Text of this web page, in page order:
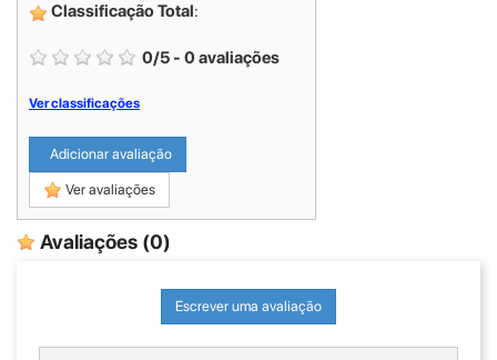
Classificação Total:
0/5 - 0 avaliações
Ver classificações
Adicionar avaliação
Ver avaliações
Avaliações (0)
Escrever uma avaliação